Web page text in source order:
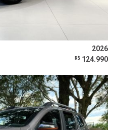
2026
R$ 124.990